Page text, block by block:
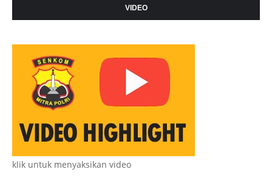
VIDEO
klik untuk menyaksikan video